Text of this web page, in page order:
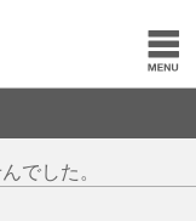
でした。